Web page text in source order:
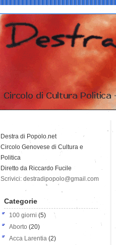
Destra di Popolo.net
Circolo Genovese di Cultura e
Politica
Diretto da Riccardo Fucile
Scrivici: destradipopolo@gmail.com
Categorie
100 giorni (5)
Aborto (20)
Acca Larentia (2)